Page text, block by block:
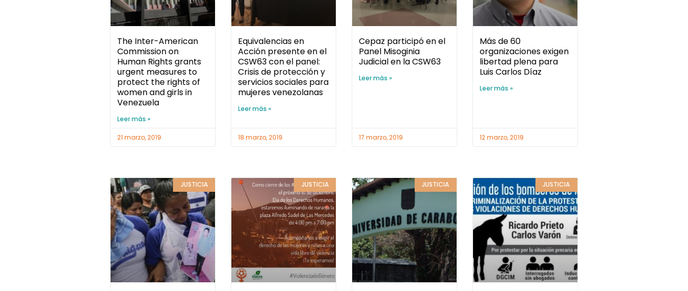
The Inter-American
Commission on
Human Rights grants
urgent measures to
protect the rights of
women and girls in
Venezuela
Leer más »
21 marzo, 2019
Equivalencias en
Acción presente en el
CSW63 con el panel:
Crisis de protección y
servicios sociales para
mujeres venezolanas
Leer más »
18 marzo, 2019
Cepaz participó en el
Panel Misoginia
Judicial en la CSW63
Leer más »
17 marzo, 2019
Más de 60
organizaciones exigen
libertad plena para
Luis Carlos Díaz
Leer más »
12 marzo, 2019
JUSTICIA JUSTICIA JUSTICIA JUSTICIA